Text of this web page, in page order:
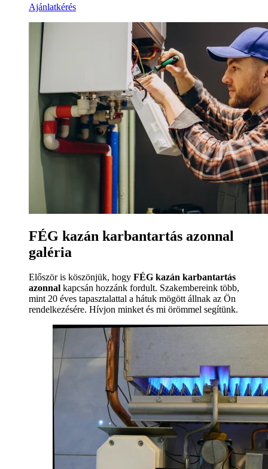
Ajánlatkérés
FÉG kazán karbantartás azonnal
galéria
Először is köszönjük, hogy FÉG kazán karbantartás
azonnal kapcsán hozzánk fordult. Szakembereink több,
mint 20 éves tapasztalattal a hátuk mögött állnak az Ön
rendelkezésére. Hívjon minket és mi örömmel segítünk.